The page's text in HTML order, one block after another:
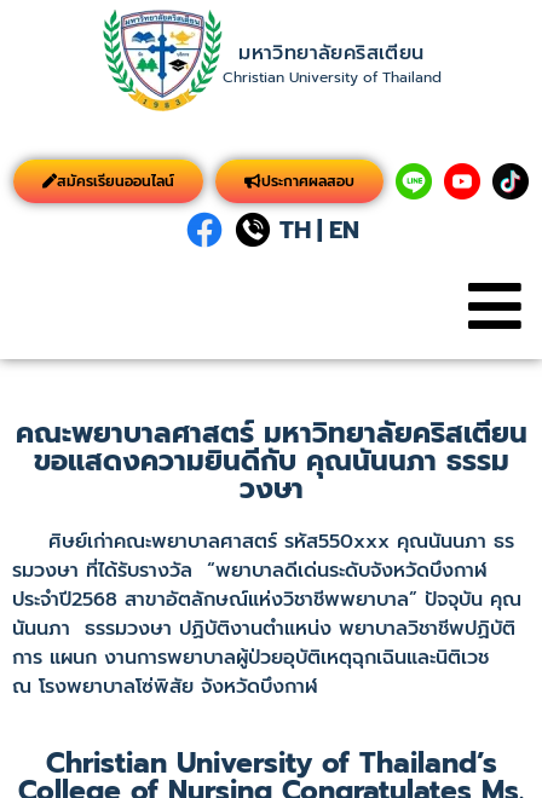
มหาวิทยาลัยคริสเตียน
Christian University of Thailand
สมัครเรียนออนไลน์ ประกาศผลสอบ
TH| EN
คณะพยาบาลศาสตร์ มหาวิทยาลัยคริสเตียน
ขอแสดงความยินดีกับ คุณนันนภา ธรรม
วงษา
ศิษย์เก่าคณะพยาบาลศาสตร์ รหัส550xxx คุณนันนภา ธร
รมวงษา ที่ได้รับรางวัล “พยาบาลดีเด่นระดับจังหวัดบึงกาฬ
ประจำปี2568 สาขาอัตลักษณ์แห่งวิชาชีพพยาบาล” ปัจจุบัน คุณ
นันนภา ธรรมวงษา ปฏิบัติงานตำแหน่ง พยาบาลวิชาชีพปฏิบัติ
การ แผนก งานการพยาบาลผู้ป่วยอุบัติเหตุฉุกเฉินและนิติเวช
ณ โรงพยาบาลโซ่พิสัย จังหวัดบึงกาฬ
Christian University of Thailand’s